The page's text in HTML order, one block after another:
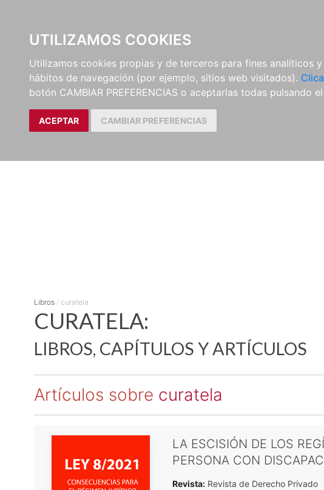
UTILIZAMOS COOKIES
Utilizamos cookies propias y de terceros para fines analíticos
hábitos de navegación (por ejemplo, sitios web visitados).
botón CAMBIAR PREFERENCIAS o aceptarlas todas pulsando
ACEPTAR CAMBIAR PREFERENCIAS
EDITORIAL E-
Libros / curatela
CURATELA:
LIBROS, CAPÍTULOS Y ARTÍCULOS
Artículos sobre curatela
LA ESCISIÓN DE LOS
PERSONA CON
Revista: Revista de Derecho Privado